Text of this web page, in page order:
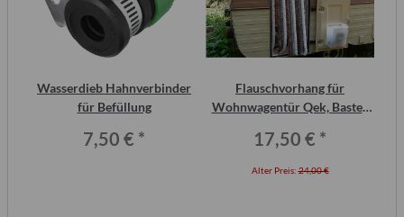
Wasserdieb Hahnverbinder
für Befüllung
7,50 € *
Flauschvorhang für
Wohnwagentür Qek, Bastei,
17,50 € *
Alter Preis:24,00 €